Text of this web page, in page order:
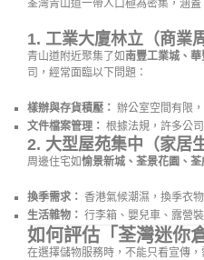
荃灣青山道一帶人口極為密集，涵
1. 工業大廈林立（商業
青山道附近聚集了如 南豐工業城、
司，經常面臨以下問題：
樣辦與存貨積壓： 辦公室空間有限
文件檔案管理： 根據法規，許多公
2. 大型屋苑集中（家居
周邊住宅如愉景新城、荃景花園、荃
換季需求： 香港氣候潮濕，換季衣
生活雜物： 行李箱、嬰兒車、露營
如何評估「荃灣迷你
在選擇儲物服務時，不能只看宣傳